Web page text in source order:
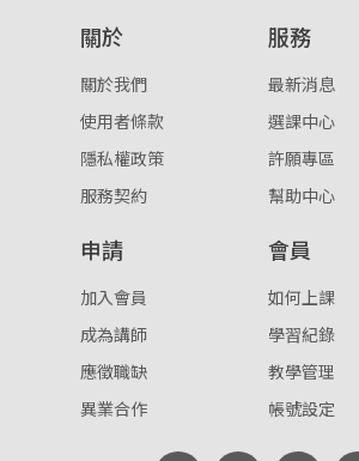
註冊
按下註冊即代表你同意我們的使用者條款
關於
關於我們
使用者條款
隱私權政策
服務契約
服務
最新消息
選課中心
許願專區
幫助中心
申請
加入會員
成為講師
應徵職缺
異業合作
會員
如何上課
學習紀錄
教學管理
帳號設定